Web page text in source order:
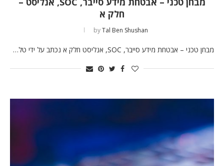
חלק א
byTal Ben Shushan
מבחן טכני – אבטחת מידע סייבר, SOC, אנליסט חלק א נכתב על ידי טל…